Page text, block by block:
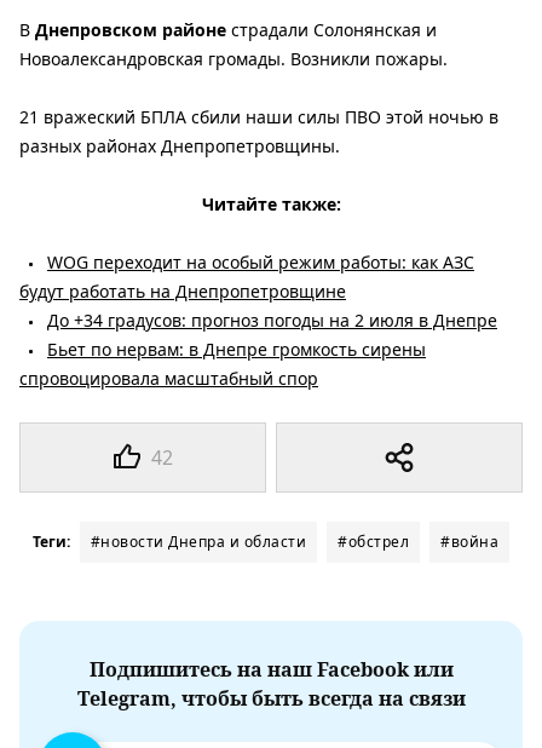
42
В Днепровском районе страдали Солонянская и
Новоалександровская громады. Возникли пожары.
21 вражеский БПЛА сбили наши силы ПВО этой ночью в
разных районах Днепропетровщины.
Читайте также:
WOG переходит на особый режим работы: как АЗС
будут работать на Днепропетровщине
До +34 градусов: прогноз погоды на 2 июля в Днепре
Бьет по нервам: в Днепре громкость сирены
спровоцировала масштабный спор
Теги: #новости Днепра и области #обстрел #война
Подпишитесь на наш Facebook или
Telegram, чтобы быть всегда на связи